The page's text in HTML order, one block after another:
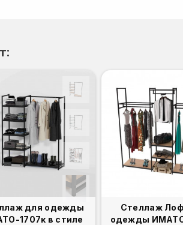
для одежды
1707к в стиле
Стеллаж
одежды